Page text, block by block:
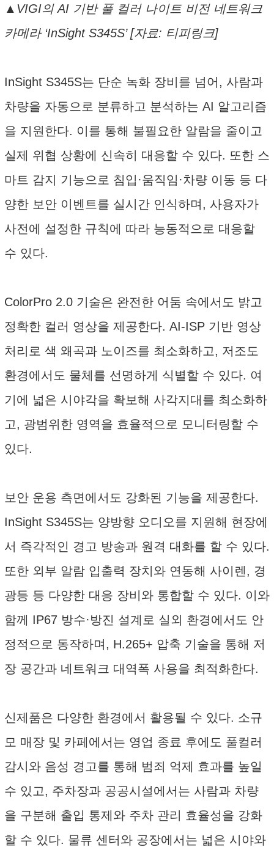
▲VIGI의 AI 기반 풀 컬러 나이트 비전 네트워크
카메라 ‘InSight S345S’ [자료: 티피링크]
InSight S345S는 단순 녹화 장비를 넘어, 사람과
차량을 자동으로 분류하고 분석하는 AI 알고리즘
을 지원한다. 이를 통해 불필요한 알람을 줄이고
실제 위협 상황에 신속히 대응할 수 있다. 또한 스
마트 감지 기능으로 침입·움직임·차량 이동 등 다
양한 보안 이벤트를 실시간 인식하며, 사용자가
사전에 설정한 규칙에 따라 능동적으로 대응할
수 있다.
ColorPro 2.0 기술은 완전한 어둠 속에서도 밝고
정확한 컬러 영상을 제공한다. AI-ISP 기반 영상
처리로 색 왜곡과 노이즈를 최소화하고, 저조도
환경에서도 물체를 선명하게 식별할 수 있다. 여
기에 넓은 시야각을 확보해 사각지대를 최소화하
고, 광범위한 영역을 효율적으로 모니터링할 수
있다.
보안 운용 측면에서도 강화된 기능을 제공한다.
InSight S345S는 양방향 오디오를 지원해 현장에
서 즉각적인 경고 방송과 원격 대화를 할 수 있다.
또한 외부 알람 입출력 장치와 연동해 사이렌, 경
광등 등 다양한 대응 장비와 통합할 수 있다. 이와
함께 IP67 방수·방진 설계로 실외 환경에서도 안
정적으로 동작하며, H.265+ 압축 기술을 통해 저
장 공간과 네트워크 대역폭 사용을 최적화한다.
신제품은 다양한 환경에서 활용될 수 있다. 소규
모 매장 및 카페에서는 영업 종료 후에도 풀컬러
감시와 음성 경고를 통해 범죄 억제 효과를 높일
수 있고, 주차장과 공공시설에서는 사람과 차량
을 구분해 출입 통제와 주차 관리 효율성을 강화
할 수 있다. 물류 센터와 공장에서는 넓은 시야와